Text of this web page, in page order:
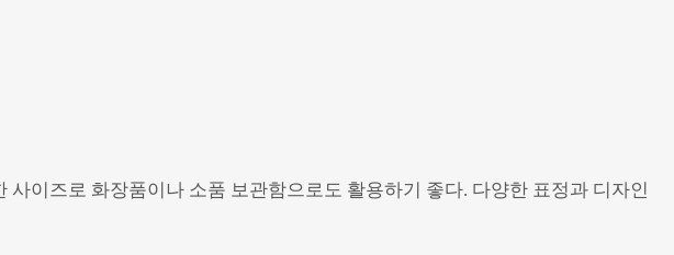
이즈로 화장품이나 소품 보관함으로도 활용하기 좋다. 다양한 표정과 디자인